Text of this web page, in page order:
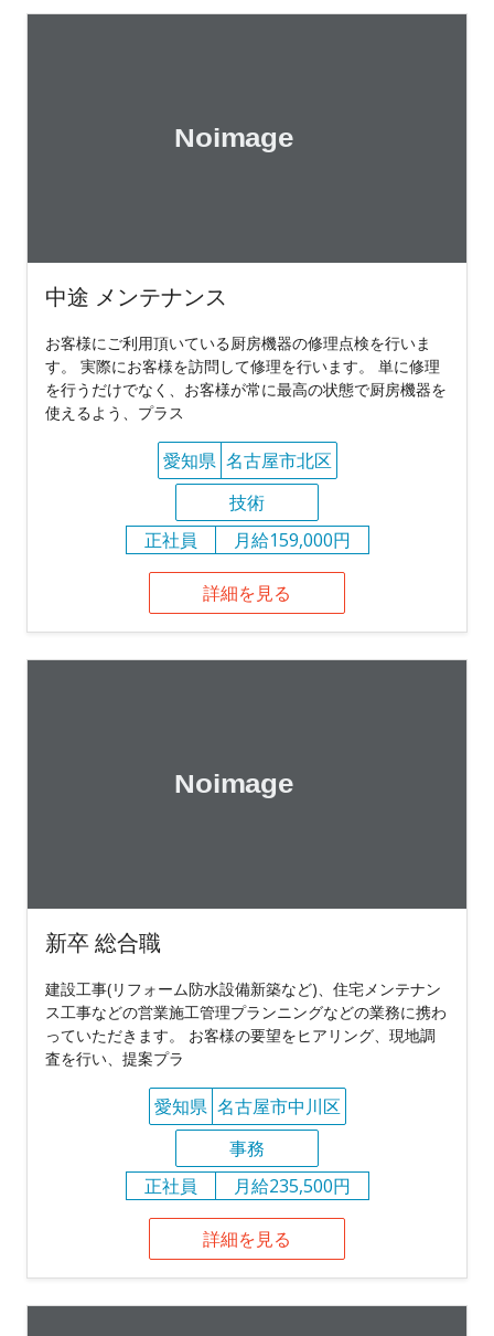
中途 メンテナンス
お客様にご利用頂いている厨房機器の修理点検を行いま
す。 実際にお客様を訪問して修理を行います。 単に修理
を行うだけでなく、お客様が常に最高の状態で厨房機器を
使えるよう、プラス
愛知県 名古屋市北区
技術
正社員
月給159,000円
詳細を見る
新卒 総合職
建設工事(リフォーム防水設備新築など)、住宅メンテナン
ス工事などの営業施工管理プランニングなどの業務に携わ
っていただきます。 お客様の要望をヒアリング、現地調
査を行い、提案プラ
愛知県 名古屋市中川区
事務
正社員
月給235,500円
詳細を見る